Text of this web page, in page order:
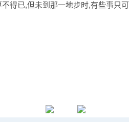
不得已,但未到那一地步时,有些事只